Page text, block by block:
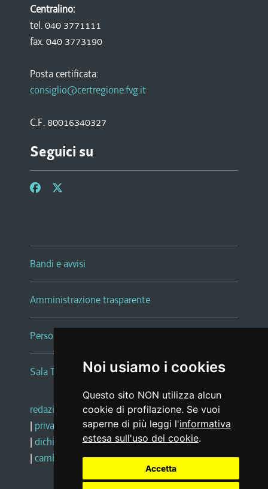
Noi usiamo i cookies
Questo sito NON utilizza alcun
cookie di profilazione. Se vuoi
saperne di più leggi l'informativa
estesa sull'uso dei cookie.
Accetta
Centralino:
tel. 040 3771111
fax. 040 3773190
Posta certificata:
consiglio@certregione.fvg.it
C.F. 80016340327
Seguici su
Bandi e avvisi
Amministrazione trasparente
Persone e Uffici
Sala Tiziano Tessitori
redazione web |note legali |glossario
| privacy
social media policy
| dichiarazione di accessibilità |feedback
| cambio preferenze cookie